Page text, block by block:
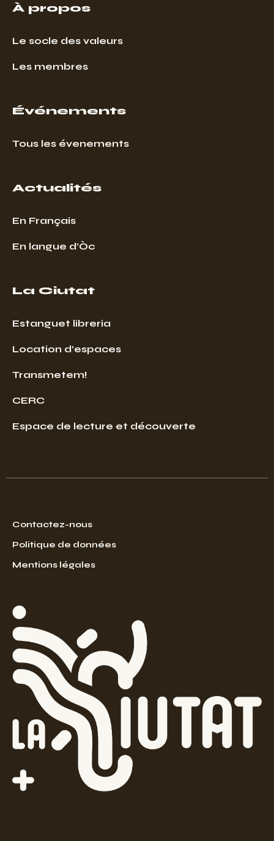
À propos
Le socle des valeurs
Les membres
Événements
Tous les évenements
Actualités
En Français
En langue d’Òc
La Ciutat
Estanguet libreria
Location d’espaces
Transmetem!
CERC
Espace de lecture et découverte
Contactez-nous
Politique de données
Mentions légales